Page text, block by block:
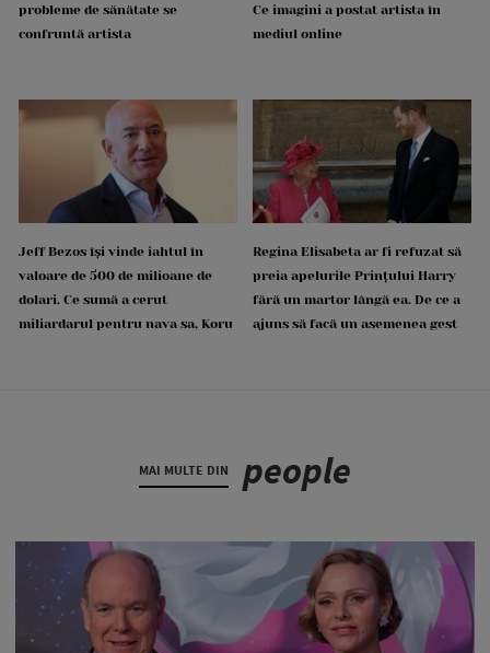
probleme de sănătate se
confruntă artista
Ce imagini a postat artista în
mediul online
Jeff Bezos își vinde iahtul în
valoare de 500 de milioane de
dolari. Ce sumă a cerut
miliardarul pentru nava sa, Koru
Regina Elisabeta ar fi refuzat să
preia apelurile Prințului Harry
fără un martor lângă ea. De ce a
ajuns să facă un asemenea gest
MAI MULTE DIN people